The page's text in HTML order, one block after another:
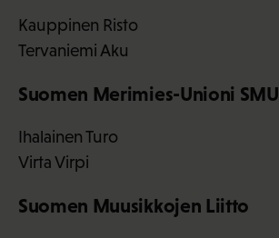
Kauppinen Risto
Tervaniemi Aku
Suomen Merimies-Unioni SMU
Ihalainen Turo
Virta Virpi
Suomen Muusikkojen Liitto